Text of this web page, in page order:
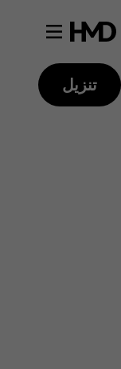
تنزيل